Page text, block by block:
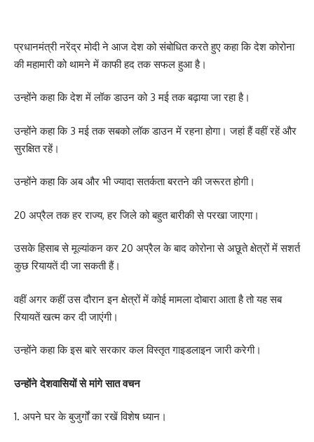
प्रधानमंत्री नरेंद्र मोदी ने आज देश को संबोधित करते हुए कहा कि देश कोरोना
की महामारी को थामने में काफी हद तक सफल हुआ है।
उन्होंने कहा कि देश में लॉक डाउन को 3 मई तक बढ़ाया जा रहा है।
उन्होंने कहा कि 3 मई तक सबको लॉक डाउन में रहना होगा। जहां हैं वहीं रहें और
सुरक्षित रहें।
उन्होंने कहा कि अब और भी ज्यादा सतर्कता बरतने की जरूरत होगी।
20 अप्रैल तक हर राज्य, हर जिले को बहुत बारीकी से परखा जाएगा।
उसके हिसाब से मूल्यांकन कर 20 अप्रैल के बाद कोरोना से अछूते क्षेत्रों में सशर्त
कुछ रियायतें दी जा सकती हैं।
वहीं अगर कहीं उस दौरान इन क्षेत्रों में कोई मामला दोबारा आता है तो यह सब
रियायतें खत्म कर दी जाएंगी।
उन्होंने कहा कि इस बारे सरकार कल विस्तृत गाइडलाइन जारी करेगी।
उन्होंने देशवासियों से मांगे सात वचन
1. अपने घर के बुजुर्गों का रखें विशेष ध्यान।